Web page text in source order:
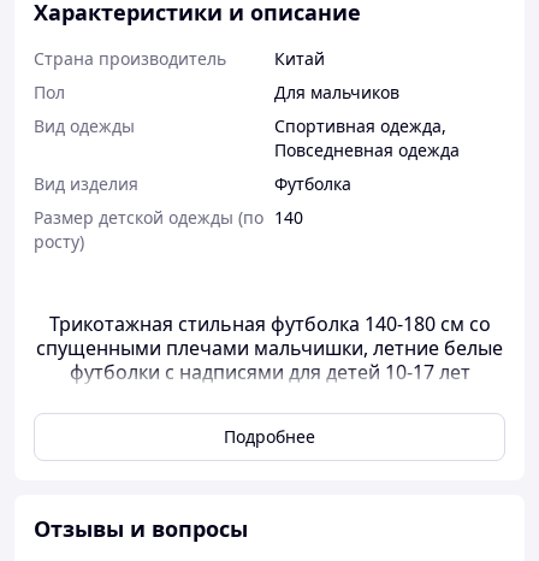
Характеристики и описание
Страна производитель
Китай
Пол
Для мальчиков
Вид одежды
Спортивная одежда,
Повседневная одежда
Вид изделия
Футболка
Размер детской одежды (по
росту)
140
Трикотажная стильная футболка 140-180 см со
спущенными плечами мальчишки, летние белые
футболки с надписями для детей 10-17 лет
🎯 Хочешь выглядеть максимально стильно, не жертвуя
Свободный крой, качественный принт с надписями и
актуальный силуэт делают ее настоящим маст-хэвом в
Подробнее
Отзывы и вопросы